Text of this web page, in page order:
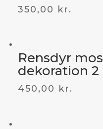
350,00 kr.
Rensdyr mos
dekoration 2
450,00 kr.